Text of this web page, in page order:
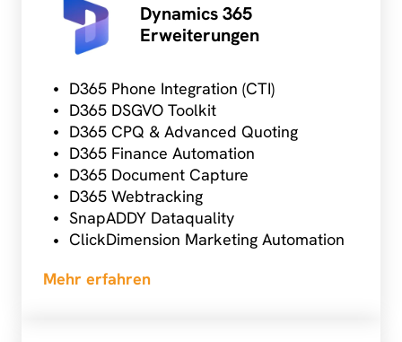
Dynamics 365
Erweiterungen
D365 Phone Integration (CTI)
D365 DSGVO Toolkit
D365 CPQ & Advanced Quoting
D365 Finance Automation
D365 Document Capture
D365 Webtracking
SnapADDY Dataquality
ClickDimension Marketing Automation
Mehr erfahren